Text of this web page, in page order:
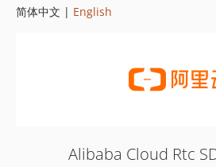
1.8.848
简体中文 | English
Alibaba Cloud Rtc